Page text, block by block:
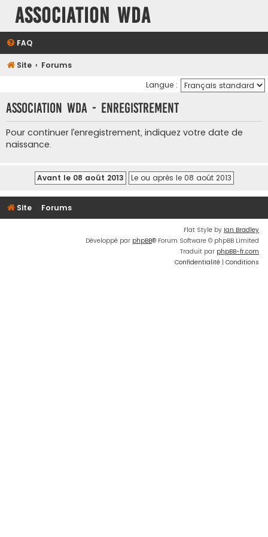
Association WDA
FAQ
Site
Forums
Langue :
Association WDA - Enregistrement
Pour continuer l’enregistrement, indiquez votre date de
naissance.
Site Forums
Flat Style by Ian Bradley
Développé par phpBB® Forum Software © phpBB Limited
Traduit par phpBB-fr.com
Confidentialité | Conditions